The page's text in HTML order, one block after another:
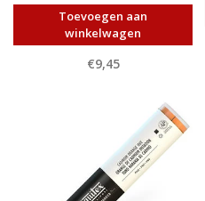
Toevoegen aan
winkelwagen
€9,45